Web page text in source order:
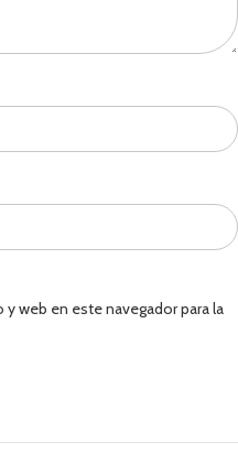
web en este navegador para la